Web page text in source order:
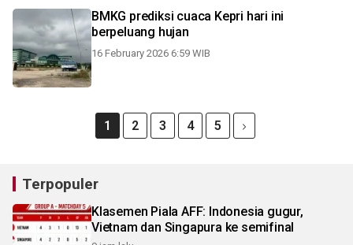
BMKG prediksi cuaca Kepri hari ini
berpeluang hujan
16 February 2026 6:59 WIB
1 2 3 4 5
Terpopuler
Klasemen Piala AFF: Indonesia gugur,
Vietnam dan Singapura ke semifinal